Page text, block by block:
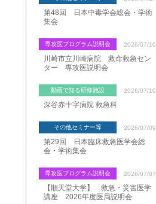
第48回 日本中毒学会総会・学術
集会
専攻医プログラム説明会 2026/07/10
川崎市立川崎病院 救命救急セン
ター 専攻医説明会
動画で知る研修施設 2026/07/10
深谷赤十字病院 救急科
その他セミナー等 2026/07/09
第29回 日本臨床救急医学会総
会・学術集会
専攻医プログラム説明会 2026/07/07
【順天堂大学】 救急・災害医学
講座 2026年度医局説明会